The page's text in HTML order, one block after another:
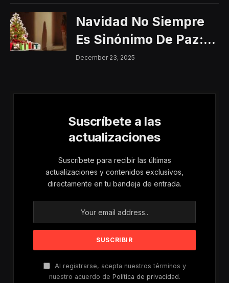
Concierto Gratuito
Navidad No Siempre
Es Sinónimo De Paz:
Aumentan Los
Para Mujeres Y Niñas
December 23, 2025
Suscríbete a las
actualizaciones
Suscríbete para recibir las últimas
actualizaciones y contenidos exclusivos,
directamente en tu bandeja de entrada.
Al registrarse, acepta nuestros términos y
nuestro acuerdo de Política de privacidad.